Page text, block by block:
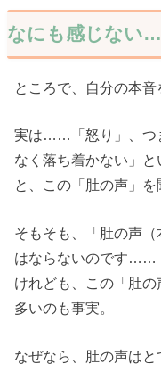
なにも感じない
ところで、自分の本音
実は……「怒り」、つ
なく落ち着かない」
と、この「肚の声」を
そもそも、「肚の声
はならないのです……
けれども、この「肚
多いのも事実。
なぜなら、肚の声はと